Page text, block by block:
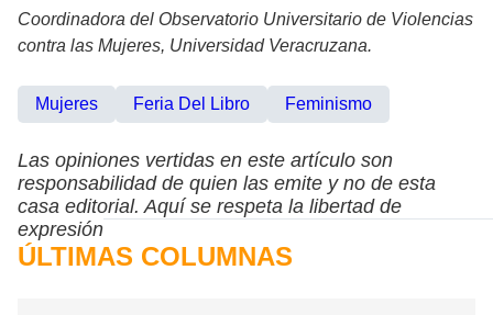
Coordinadora del Observatorio Universitario de Violencias
contra las Mujeres, Universidad Veracruzana.
Mujeres Feria Del Libro Feminismo
Las opiniones vertidas en este artículo son
responsabilidad de quien las emite y no de esta
casa editorial. Aquí se respeta la libertad de
expresión
ÚLTIMAS COLUMNAS